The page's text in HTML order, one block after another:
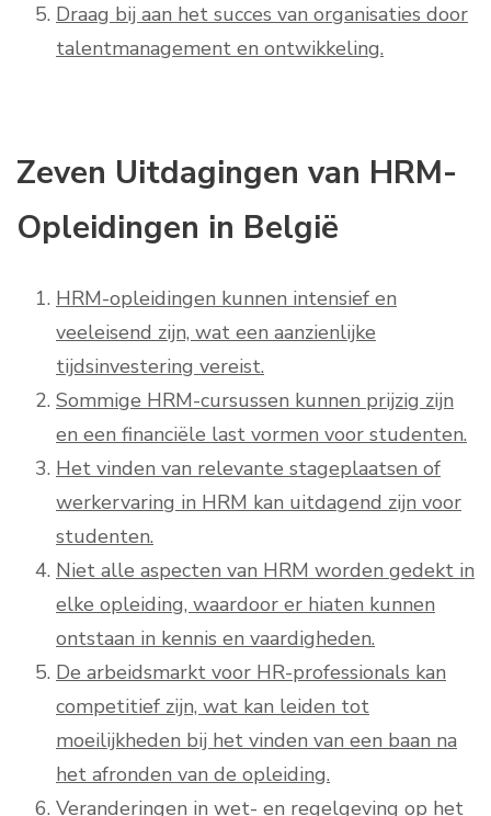
Draag bij aan het succes van organisaties door
talentmanagement en ontwikkeling.
Zeven Uitdagingen van HRM-
Opleidingen in België
HRM-opleidingen kunnen intensief en
veeleisend zijn, wat een aanzienlijke
tijdsinvestering vereist.
Sommige HRM-cursussen kunnen prijzig zijn
en een financiële last vormen voor studenten.
Het vinden van relevante stageplaatsen of
werkervaring in HRM kan uitdagend zijn voor
studenten.
Niet alle aspecten van HRM worden gedekt in
elke opleiding, waardoor er hiaten kunnen
ontstaan in kennis en vaardigheden.
De arbeidsmarkt voor HR-professionals kan
competitief zijn, wat kan leiden tot
moeilijkheden bij het vinden van een baan na
het afronden van de opleiding.
Veranderingen in wet- en regelgeving op het